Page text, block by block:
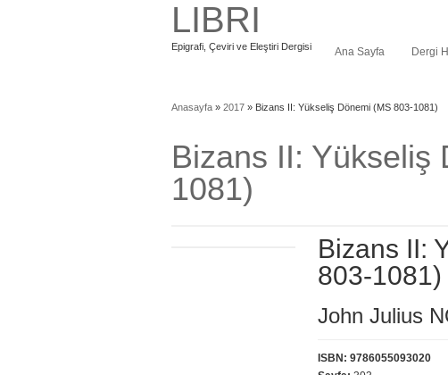
LIBRI
Epigrafi, Çeviri ve Eleştiri Dergisi Ana Sayfa Dergi
Anasayfa » 2017 » Bizans II: Yükseliş Dönemi (MS 803-1081)
Bizans II: Yükseliş
1081)
Bizans II:
803-1081)
John Julius
ISBN: 9786055093020